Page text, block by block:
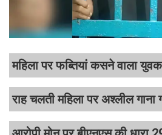
महिला पर फब्तियां कसने वाला युवक
राह चलती महिला पर अश्लील गाना